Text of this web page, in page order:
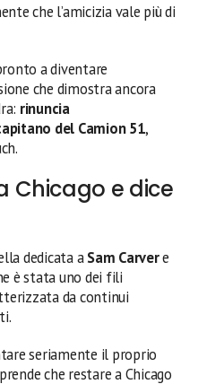
che l’amicizia vale più di
a diventare
che dimostra ancora
rinuncia
del Camion 51,
Chicago e dice
dedicata aSam Carvere
è stata uno dei fili
da continui
seriamente il proprio
che restare a Chicago